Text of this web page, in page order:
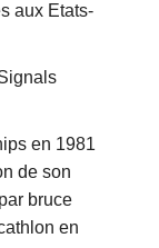
aux Etats-
en 1981
de son
bruce
en